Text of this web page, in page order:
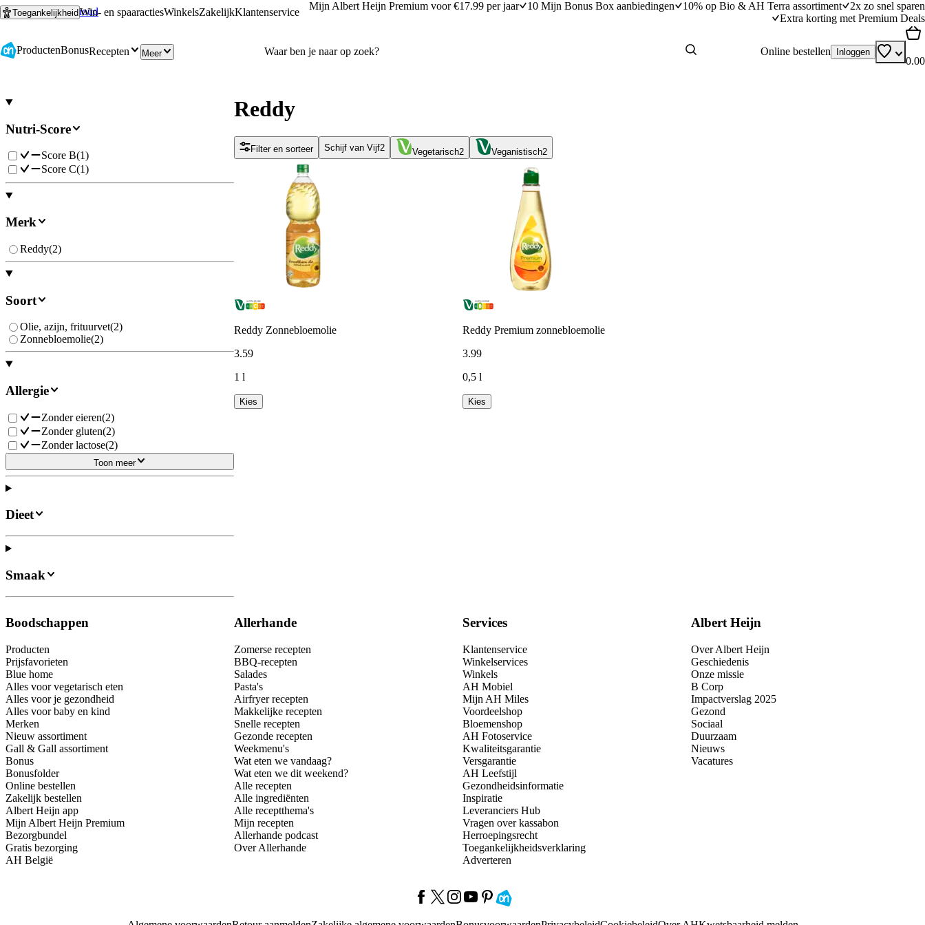
Ga naar hoofdinhoud
Ga naar zoeken
ToegankelijkheidWin- en spaaractiesWinkelsZakelijkKlantenservice
Mijn Albert Heijn Premium voor €17.99 per jaar 10 Mijn Bonus Box aanbiedingen 10% op Bio & AH Terra assortiment
2x zo snel sparen
Extra korting met Premium Deals
ProductenBonusRecepten Meer Online bestellen Inloggen
0.00
Nutri-Score
Score B(1)
Score C(1)
Merk
Reddy(2)
Soort
Olie, azijn, frituurvet(2)
Zonnebloemolie(2)
Allergie
Zonder eieren(2)
Zonder gluten(2)
Zonder lactose(2)
Toon meer
Dieet
Smaak
Reddy
Filter en sorteer Schijf van Vijf2 Vegetarisch2 Veganistisch2
Reddy Zonnebloemolie
3.59
1 l
Kies
Reddy Premium zonnebloemolie
3.99
0,5 l
Kies
Boodschappen
Producten
Prijsfavorieten
Blue home
Alles voor vegetarisch eten
Alles voor je gezondheid
Alles voor baby en kind
Merken
Nieuw assortiment
Gall & Gall assortiment
Bonus
Bonusfolder
Online bestellen
Zakelijk bestellen
Albert Heijn app
Mijn Albert Heijn Premium
Bezorgbundel
Gratis bezorging
AH België
Allerhande
Zomerse recepten
BBQ-recepten
Salades
Pasta's
Airfryer recepten
Makkelijke recepten
Snelle recepten
Gezonde recepten
Weekmenu's
Wat eten we vandaag?
Wat eten we dit weekend?
Alle recepten
Alle ingrediënten
Alle receptthema's
Mijn recepten
Allerhande podcast
Over Allerhande
Services
Klantenservice
Winkelservices
Winkels
AH Mobiel
Mijn AH Miles
Voordeelshop
Bloemenshop
AH Fotoservice
Kwaliteitsgarantie
Versgarantie
AH Leefstijl
Gezondheidsinformatie
Inspiratie
Leveranciers Hub
Vragen over kassabon
Herroepingsrecht
Toegankelijkheidsverklaring
Adverteren
Albert Heijn
Over Albert Heijn
Geschiedenis
Onze missie
B Corp
Impactverslag 2025
Gezond
Sociaal
Duurzaam
Nieuws
Vacatures